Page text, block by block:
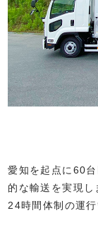
愛知を起点に60
的な輸送を実現し
24時間体制の運